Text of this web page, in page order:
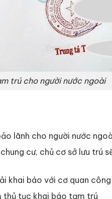
trú cho người nước ngoài
lãnh cho người nước
cư, chủ cơ sở lưu trú
khai báo với cơ quan
thủ tục khai báo tạm trú